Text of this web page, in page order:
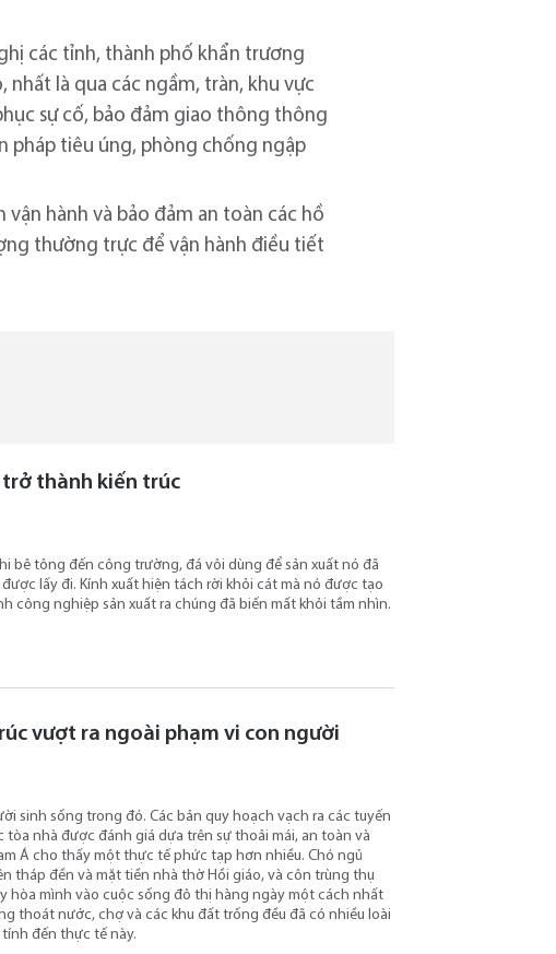
các tỉnh, thành phố khẩn trương
là qua các ngầm, tràn, khu vực
sự cố, bảo đảm giao thông thông
pháp tiêu úng, phòng chống ngập
hành và bảo đảm an toàn các hồ
thường trực để vận hành điều tiết
trở thành kiến trúc
bê tông đến công trường, đá vôi dùng để sản xuất nó đã
lấy đi. Kính xuất hiện tách rời khỏi cát mà nó được tạo
công nghiệp sản xuất ra chúng đã biến mất khỏi tầm nhìn.
vượt ra ngoài phạm vi con người
sinh sống trong đó. Các bản quy hoạch vạch ra các tuyến
nhà được đánh giá dựa trên sự thoải mái, an toàn và
Á cho thấy một thực tế phức tạp hơn nhiều. Chó ngủ
tháp đền và mặt tiền nhà thờ Hồi giáo, và côn trùng thụ
hòa mình vào cuộc sống đô thị hàng ngày một cách nhất
thoát nước, chợ và các khu đất trống đều đã có nhiều loài
đến thực tế này.